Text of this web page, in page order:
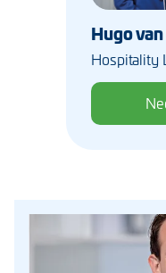
Hugo
Hospitality